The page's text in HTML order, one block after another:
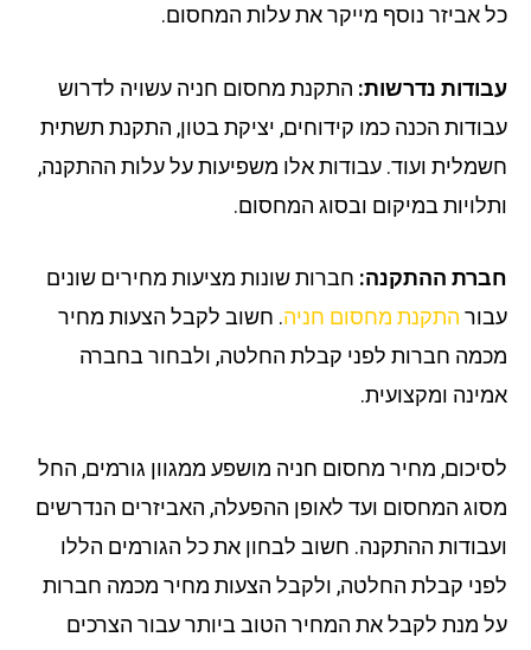
אביזר נוסף מייקר את עלות המחסום.
נדרשות:התקנת מחסום חניה עשויה לדרוש
הכנה כמו קידוחים, יציקת בטון, התקנת תשתית
ועוד. עבודות אלו משפיעות על עלות ההתקנה,
במיקום ובסוג המחסום.
ההתקנה:חברות שונות מציעות מחירים שונים
התקנת מחסום חניה . חשוב לקבל הצעות מחיר
חברות לפני קבלת החלטה, ולבחור בחברה
ומקצועית.
מחיר מחסום חניה מושפע ממגוון גורמים, החל
המחסום ועד לאופן ההפעלה, האביזרים הנדרשים
ההתקנה. חשוב לבחון את כל הגורמים הללו
קבלת החלטה, ולקבל הצעות מחיר מכמה חברות
מנת לקבל את המחיר הטוב ביותר עבור הצרכים